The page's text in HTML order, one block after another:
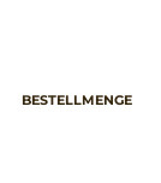
BESTELLMENGE